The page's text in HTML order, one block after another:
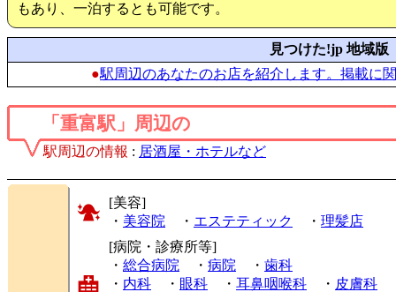
もあり、一泊するとも可能です。
見つけた!jp 地域版
●駅周辺のあなたのお店を紹介します。掲載に
「重富駅」周辺の
駅周辺の情報 : 居酒屋・ホテルなど
[美容]
・ 美容院 ・ エステティック ・ 理髪店
[病院・診療所等]
・ 総合病院 ・ 病院 ・ 歯科
・ 内科 ・ 眼科 ・ 耳鼻咽喉科 ・ 皮膚科